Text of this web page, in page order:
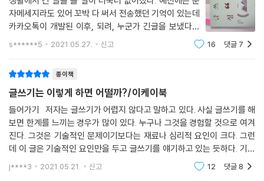
제11장 만점짜리 보고서 쓰기
01 결론을 먼저 써라
03 요점을 명확하게 작성하라
04 한 장짜리 요약본을 만들라
05 문제점을 지적하고 적극 제안하라
06 객관성과 정확성을 갖춰라
07 구체적으로 써야 한다
08 형식을 제대로 갖춰야 한다
제12장 성공하는 이메일 쓰기
내용을 압축해 표현해야 하고 제안?권고 사항 등 주된 내용이 누락되지 않
도록 주의해야 한다.
---p.320
용을 파악할 수 있게끔 하기 위한 서술 방식이다. 제목이나 기사의 앞부분
만 읽어보아도 본문의 전체 내용을 대략 판단할 수 있도록 작성한다. 중요
한 내용을 앞부분에 배치하므로 곧바로 독자의 관심과 흥미를 북돋울 수
있다. 지면 사정으로 기사가 축소될 때 뒤에서부터 자르기 때문에 중요한
내용이 잘려 나갈 염려가 없게 하기 위해서도 역피라미드 형식이 사용된
다. 보도자료를 작성할 때는 중요 사항을 가급적 앞쪽에 적고 첫 문장에 핵
심을 담는다고 생각하면 된다.
이 책에서는 기초부터 품위 있는 글쓰기까지, 자소서 - 기획서 - 보고서 -
SNS - 보도자료 등 모든 유형의 글쓰기에 최적화된 기자의 숨겨진 비법을
공개하다.
- 알맹이로 잘 짠 틀 구상법
- 공감하는 글쓰기
- 인상적인 자기소개서 쓰기
- 인기 SNS가 되는 10가지 방법
- 유혹하는 기획서 쓰기
- 만점짜리 보고서 쓰기
- 성공하는 이메일 쓰기
- 100% 기사화되는 보도자료 작성법
자메세지라도 있어 꼬박 다 써서 전송했던 기억이 있는데
카카오톡이 개발된 이후, 되려, 누군가 긴글을 보냈다는
것은 큰 부담감으로 느껴지고 이사람이 왜 나한테 긴 글을
보냈을까 하는 두려움이 생긴다. 또한, 그렇게 긴 글을 읽
s******5 2021.05.27. 신고 16 댓글 7
종이책
글쓰기는 이렇게 하면 어떨까?/이케이북
들어가기 저자는 글쓰기가 어렵지 않다고 말하고 있다. 사실 글쓰기를 해
보면 한계를 느끼는 경우가 많이 있다. 누구나 그것을 경험할 것으로 여겨
진다. 그것은 기술적인 문제이기보다는 재료나 심리적 요인이 크다. 그런
데 이 글은 기술적인 요인만을 두고 글쓰기를 얘기하고 있는 듯하다. 기술
적인 부분은 학교에서 많이 배운다. 정상적인 과정을 거쳐 고등학교를 졸
업한 사람
j****3 2021.05.21. 신고 12 댓글 8